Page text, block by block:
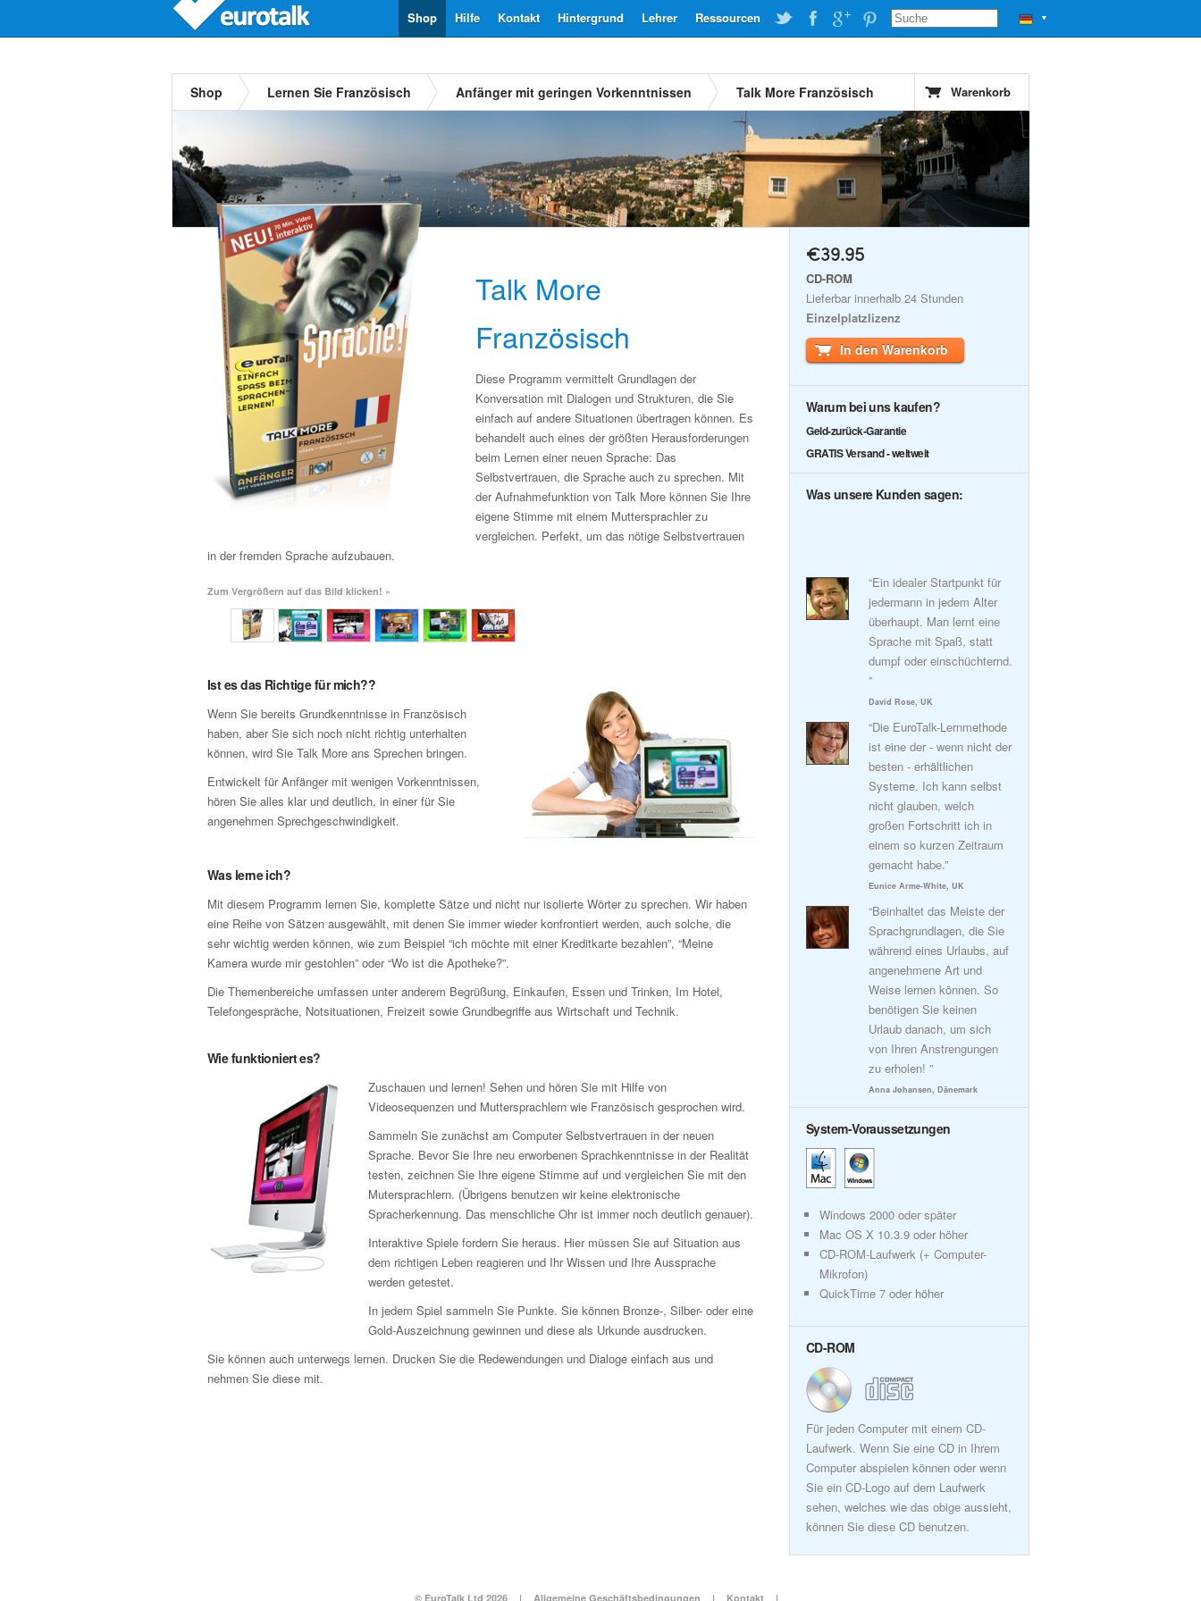
▼
Ressourcen
Lehrer
Hintergrund
Kontakt
Hilfe
Shop
Shop Lernen Sie Französisch Anfänger mit geringen Vorkenntnissen Talk More Französisch Warenkorb
Talk More
Französisch
Diese Programm vermittelt Grundlagen der
Konversation mit Dialogen und Strukturen, die Sie
einfach auf andere Situationen übertragen können. Es
behandelt auch eines der größten Herausforderungen
beim Lernen einer neuen Sprache: Das
Selbstvertrauen, die Sprache auch zu sprechen. Mit
der Aufnahmefunktion von Talk More können Sie Ihre
eigene Stimme mit einem Muttersprachler zu
vergleichen. Perfekt, um das nötige Selbstvertrauen
in der fremden Sprache aufzubauen.
Zum Vergrößern auf das Bild klicken! »
Ist es das Richtige für mich??
Wenn Sie bereits Grundkenntnisse in Französisch
haben, aber Sie sich noch nicht richtig unterhalten
können, wird Sie Talk More ans Sprechen bringen.
Entwickelt für Anfänger mit wenigen Vorkenntnissen,
hören Sie alles klar und deutlich, in einer für Sie
angenehmen Sprechgeschwindigkeit.
Was lerne ich?
Mit diesem Programm lernen Sie, komplette Sätze und nicht nur isolierte Wörter zu sprechen. Wir haben
eine Reihe von Sätzen ausgewählt, mit denen Sie immer wieder konfrontiert werden, auch solche, die
sehr wichtig werden können, wie zum Beispiel “ich möchte mit einer Kreditkarte bezahlen”, “Meine
Kamera wurde mir gestohlen” oder “Wo ist die Apotheke?”.
Die Themenbereiche umfassen unter anderem Begrüßung, Einkaufen, Essen und Trinken, Im Hotel,
Telefongespräche, Notsituationen, Freizeit sowie Grundbegriffe aus Wirtschaft und Technik.
Wie funktioniert es?
Zuschauen und lernen! Sehen und hören Sie mit Hilfe von
Videosequenzen und Muttersprachlern wie Französisch gesprochen wird.
Sammeln Sie zunächst am Computer Selbstvertrauen in der neuen
Sprache. Bevor Sie Ihre neu erworbenen Sprachkenntnisse in der Realität
testen, zeichnen Sie Ihre eigene Stimme auf und vergleichen Sie mit den
Mutersprachlern. (Übrigens benutzen wir keine elektronische
Spracherkennung. Das menschliche Ohr ist immer noch deutlich genauer).
Interaktive Spiele fordern Sie heraus. Hier müssen Sie auf Situation aus
dem richtigen Leben reagieren und Ihr Wissen und Ihre Aussprache
werden getestet.
In jedem Spiel sammeln Sie Punkte. Sie können Bronze-, Silber- oder eine
Gold-Auszeichnung gewinnen und diese als Urkunde ausdrucken.
Sie können auch unterwegs lernen. Drucken Sie die Redewendungen und Dialoge einfach aus und
nehmen Sie diese mit.
€39.95
CD-ROM
Lieferbar innerhalb 24 Stunden
Einzelplatzlizenz
In den Warenkorb
Warum bei uns kaufen?
Geld-zurück-Garantie
GRATIS Versand - weltweit
Was unsere Kunden sagen:
“Ein idealer Startpunkt für
jedermann in jedem Alter
überhaupt. Man lernt eine
Sprache mit Spaß, statt
dumpf oder einschüchternd.
”
David Rose, UK
“Die EuroTalk-Lernmethode
ist eine der - wenn nicht der
besten - erhältlichen
Systeme. Ich kann selbst
nicht glauben, welch
großen Fortschritt ich in
einem so kurzen Zeitraum
gemacht habe.”
Eunice Arme-White, UK
“Beinhaltet das Meiste der
Sprachgrundlagen, die Sie
während eines Urlaubs, auf
angenehmene Art und
Weise lernen können. So
benötigen Sie keinen
Urlaub danach, um sich
von Ihren Anstrengungen
zu erholen! ”
Anna Johansen, Dänemark
System-Voraussetzungen
Windows 2000 oder später
Mac OS X 10.3.9 oder höher
CD-ROM-Laufwerk (+ Computer-
Mikrofon)
QuickTime 7 oder höher
CD-ROM
Für jeden Computer mit einem CD-
Laufwerk. Wenn Sie eine CD in Ihrem
Computer abspielen können oder wenn
Sie ein CD-Logo auf dem Laufwerk
sehen, welches wie das obige aussieht,
können Sie diese CD benutzen.
© EuroTalk Ltd 2026 | Allgemeine Geschäftsbedingungen | Kontakt |